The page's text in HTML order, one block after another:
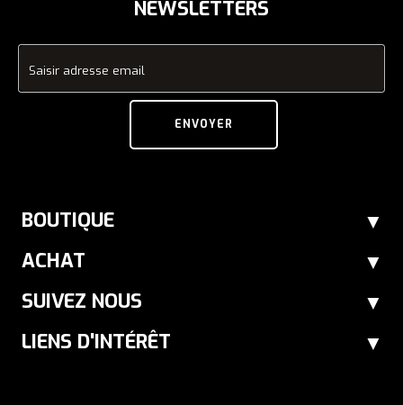
NEWSLETTERS
Saisir adresse email
ENVOYER
BOUTIQUE
ACHAT
SUIVEZ NOUS
LIENS D'INTÉRÊT